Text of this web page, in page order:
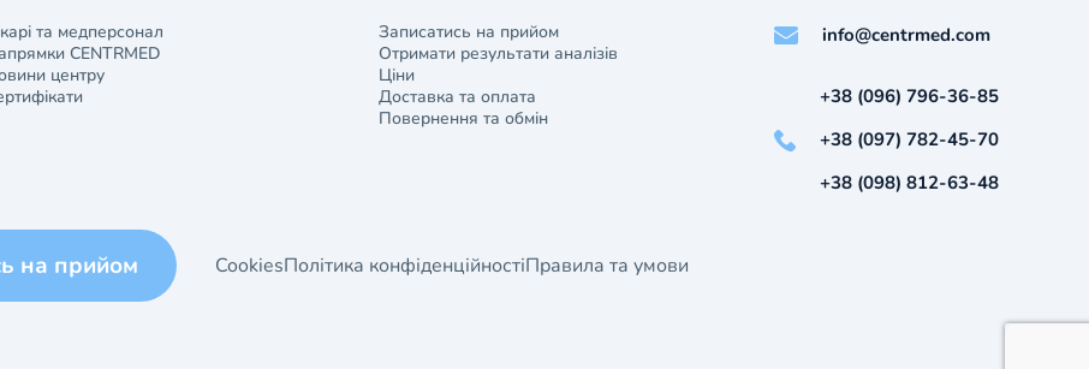
та медперсонал
CENTRMED
центру
Записатись на прийом
Отримати результати аналізів
Ціни
Доставка та оплата
Повернення та обмін
info@centrmed.com
+38 (096) 796-36-85
+38 (097) 782-45-70
+38 (098) 812-63-48
на прийом CookiesПолітика конфіденційностіПравила та умови